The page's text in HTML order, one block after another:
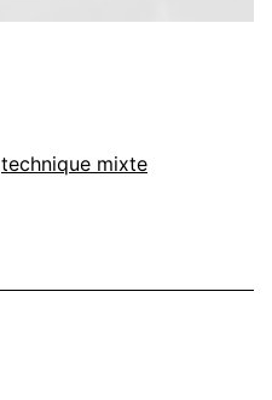
technique mixte